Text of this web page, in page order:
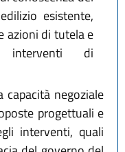
esistente,
azioni di tutela e
interventi di
capacità negoziale
progettuali e
interventi, quali